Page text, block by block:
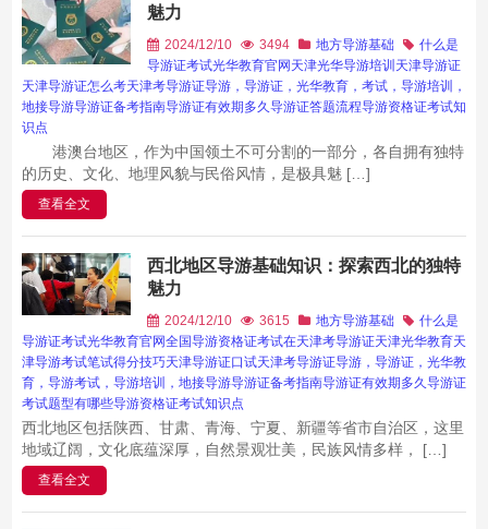
魅力
2024/12/10 3494 地方导游基础
什么是
导游证考试光华教育官网 天津光华导游培训 天津导游证
天津导游证怎么考天津考导游证导游，导游证，光华教育，考试，导游培训，
地接导游导游证备考指南导游证有效期多久导游证答题流程导游资格证考试知
识点
港澳台地区，作为中国领土不可分割的一部分，各自拥有独特
的历史、文化、地理风貌与民俗风情，是极具魅 […]
查看全文
西北地区导游基础知识：探索西北的独特
魅力
2024/12/10 3615 地方导游基础
什么是
导游证考试光华教育官网全国导游资格证考试在天津考导游证天津光华教育天
津导游考试笔试得分技巧天津导游证口试天津考导游证导游，导游证，光华教
育，导游考试，导游培训，地接导游导游证备考指南导游证有效期多久导游证
考试题型有哪些导游资格证考试知识点
西北地区包括陕西、甘肃、青海、宁夏、新疆等省市自治区，这里
地域辽阔，文化底蕴深厚，自然景观壮美，民族风情多样， […]
查看全文